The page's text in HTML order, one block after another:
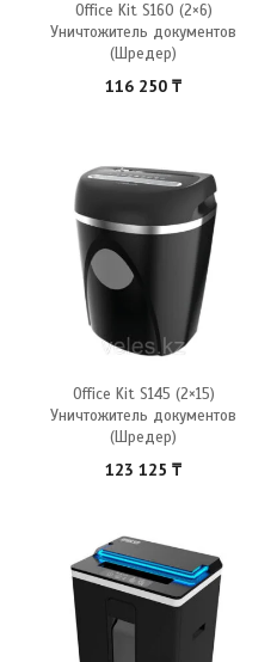
Office Kit S160 (2×6)
Уничтожитель документов
(Шредер)
116 250 ₸
Office Kit S145 (2×15)
Уничтожитель документов
(Шредер)
123 125 ₸